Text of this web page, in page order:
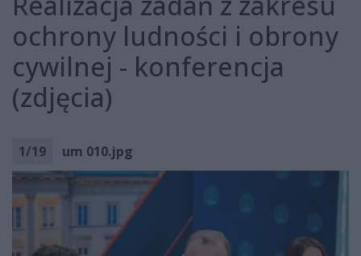
ochrony ludności i obrony
cywilnej - konferencja
(zdjęcia)
1/19 um 010.jpg